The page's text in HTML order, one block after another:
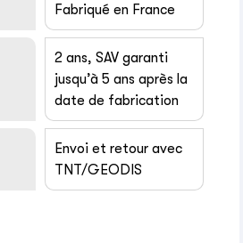
Fabriqué en France
2 ans, SAV garanti
jusqu’à 5 ans après la
date de fabrication
Envoi et retour avec
TNT/GEODIS